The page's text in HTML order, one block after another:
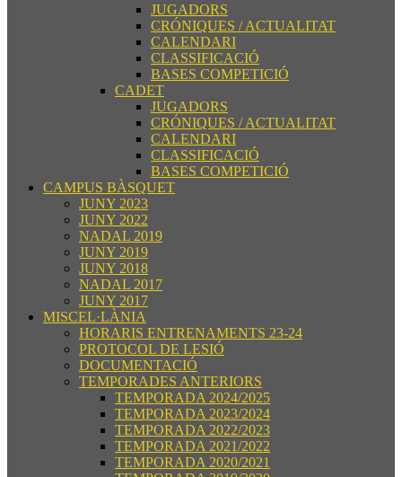
JUGADORS
CRÓNIQUES / ACTUALITAT
CALENDARI
CLASSIFICACIÓ
BASES COMPETICIÓ
CADET
JUGADORS
CRÓNIQUES / ACTUALITAT
CALENDARI
CLASSIFICACIÓ
BASES COMPETICIÓ
CAMPUS BÀSQUET
JUNY 2023
JUNY 2022
NADAL 2019
JUNY 2019
JUNY 2018
NADAL 2017
JUNY 2017
MISCEL·LÀNIA
HORARIS ENTRENAMENTS 23-24
PROTOCOL DE LESIÓ
DOCUMENTACIÓ
TEMPORADES ANTERIORS
TEMPORADA 2024/2025
TEMPORADA 2023/2024
TEMPORADA 2022/2023
TEMPORADA 2021/2022
TEMPORADA 2020/2021